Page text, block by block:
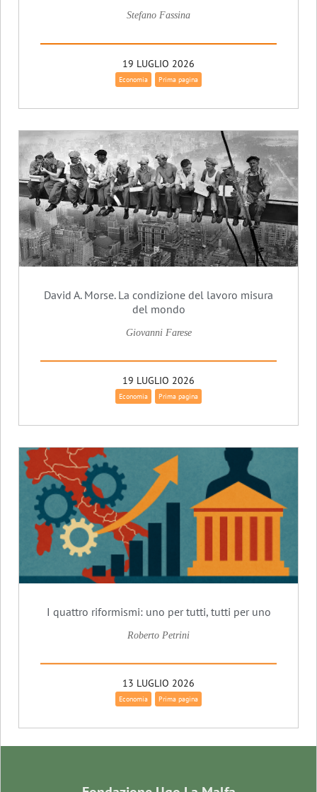
Stefano Fassina
19 LUGLIO 2026
Economia Prima pagina
David A. Morse. La condizione del lavoro misura
del mondo
Giovanni Farese
19 LUGLIO 2026
Economia Prima pagina
I quattro riformismi: uno per tutti, tutti per uno
Roberto Petrini
13 LUGLIO 2026
Economia Prima pagina